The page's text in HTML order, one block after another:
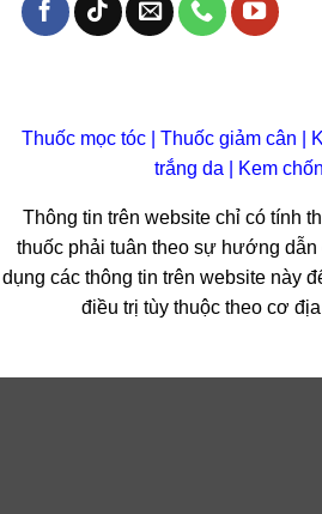
Thuốc mọc tóc Thuốc giảm cân
trắng da
Kem
Thông tin trên website chỉ có tính
thuốc phải tuân theo sự hướng
dụng các thông tin trên website này
điều trị tùy thuộc theo cơ